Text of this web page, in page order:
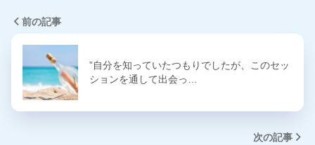
前の記事
”自分を知っていたつもりでしたが、このセッ
ションを通して出会っ…
次の記事